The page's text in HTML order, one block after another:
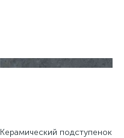
Керамический подступенок